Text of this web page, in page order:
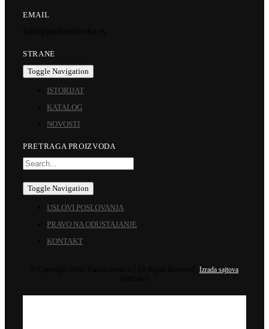
EMAIL
STRANE
Toggle Navigation
ISTORIJAT
KATALOG
NOVOSTI
PRETRAGA PROIZVODA
Toggle Navigation
USLOVI POSLOVANJA
PRAVO NA ODUSTAJANJE
KONTAKT
Izrada sajtova